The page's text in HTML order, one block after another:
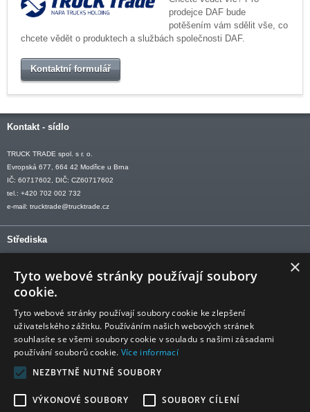
prodejce DAF bude
potěšením vám sdělit vše, co
chcete vědět o produktech a službách společnosti DAF.
Kontaktní formulář
Kontakt - sídlo
TRUCK TRADE spol. s r. o.
Evropská 677, 664 42 Modřice u Brna
IČ: 60717602, DIČ: CZ60717602
tel.: +420 702 002 732
e-mail: trucktrade@trucktrade.cz
Střediska
OSTRAVA tel: +420 602 547 882
OTROKOVICE tel: +420 577 110 921-2
Sledujte nás
×
Tyto webové stránky používají soubory
cookie.
Tyto webové stránky používají soubory cookie ke zlepšení
uživatelského zážitku. Používáním našich webových stránek
souhlasíte se všemi soubory cookie v souladu s našimi zásadami
používání souborů cookie. Více informací
NEZBYTNĚ NUTNÉ SOUBORY
VÝKONOVÉ SOUBORY SOUBORY CÍLENÍ